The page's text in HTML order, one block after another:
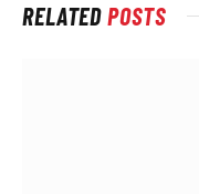
RELATEDPOSTS